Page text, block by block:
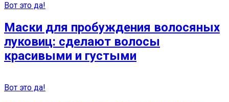
Вот это да!
Маски для пробуждения волосяных
луковиц: сделают волосы
красивыми и густыми
Вот это да!